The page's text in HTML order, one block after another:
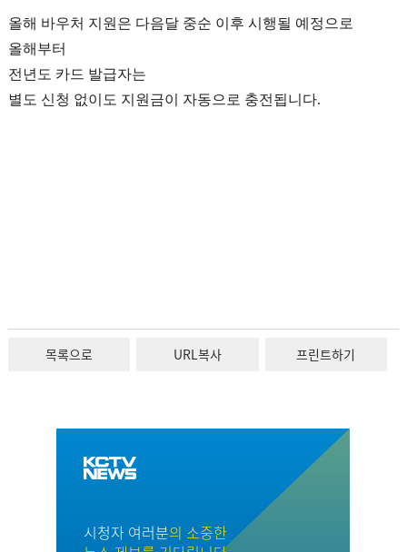
올해 바우처 지원은 다음달 중순 이후 시행될 예정으로
올해부터
전년도 카드 발급자는
별도 신청 없이도 지원금이 자동으로 충전됩니다.
목록으로 URL복사 프린트하기
시청자 여러분의 소중한